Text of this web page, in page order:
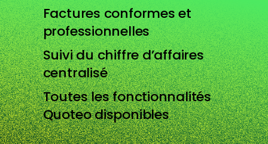
Factures conformes et
professionnelles
Suivi du chiffre d’affaires
centralisé
Toutes les fonctionnalités
Quoteo disponibles